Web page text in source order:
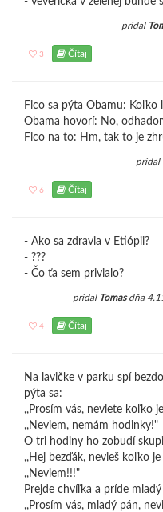
pridal
3 Čítaj
Fico sa pýta Obamu: Koľko
Obama hovorí: No,
Fico na to: Hm, tak to je
pridal
6 Čítaj
- Ako sa zdravia v Etiópii?
- ???
- Čo ťa sem privialo?
pridal Tomasdňa
4 Čítaj
Na lavičke v parku spí
pýta sa:
,,Prosím vás, neviete koľko
,,Neviem, nemám hodinky!"
O tri hodiny ho zobudí
,,Hej bezďák, nevieš koľko
,,Neviem!!!"
Prejde chvíľka a príde
,,Prosím vás, mladý pán,